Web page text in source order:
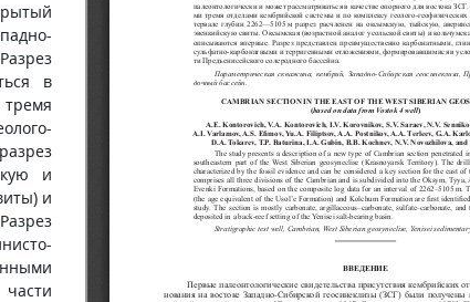
в
и
и